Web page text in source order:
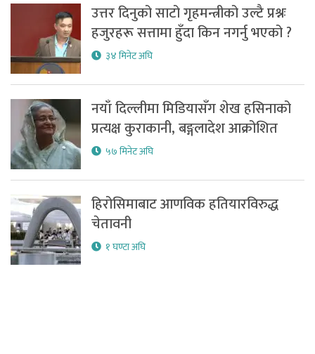
उत्तर दिनुको साटो गृहमन्त्रीको उल्टै प्रश्नः
हजुरहरू सत्तामा हुँदा किन नगर्नु भएको ?
३४ मिनेट अघि
नयाँ दिल्लीमा मिडियासँग शेख हसिनाको
प्रत्यक्ष कुराकानी, बङ्गलादेश आक्रोशित
५७ मिनेट अघि
हिरोसिमाबाट आणविक हतियारविरुद्ध
चेतावनी
१ घण्टा अघि